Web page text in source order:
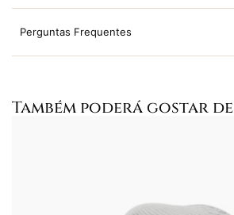
Perguntas Frequentes
Também poderá gostar de